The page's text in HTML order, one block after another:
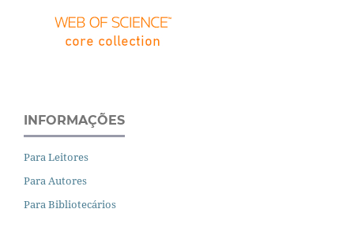
INFORMAÇÕES
Para Leitores
Para Autores
Para Bibliotecários